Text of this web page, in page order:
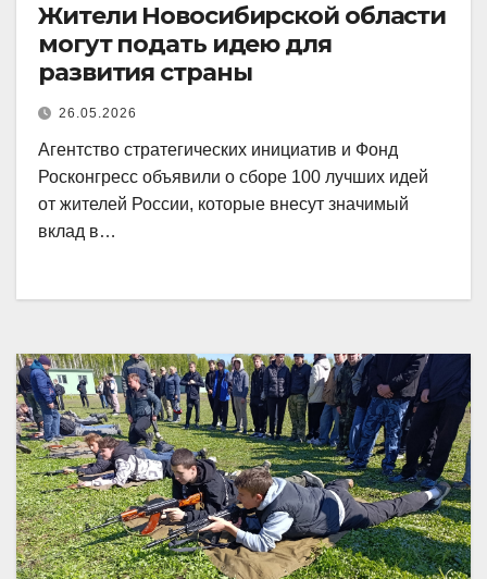
Жители Новосибирской области
могут подать идею для
развития страны
26.05.2026
Агентство стратегических инициатив и Фонд
Росконгресс объявили о сборе 100 лучших идей
от жителей России, которые внесут значимый
вклад в…